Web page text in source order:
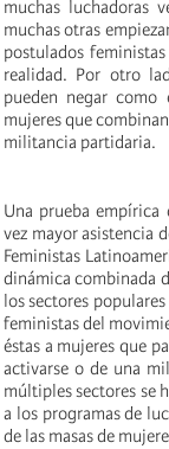
muchas luchadoras
muchas otras
postulados
realidad. Por otro
pueden negar
mujeres que
militancia partidaria.
Una prueba empírica
vez mayor asistencia
Feministas
dinámica combinada
los sectores
feministas del
éstas a mujeres que
activarse o de una
múltiples sectores se
a los programas de
de las masas de